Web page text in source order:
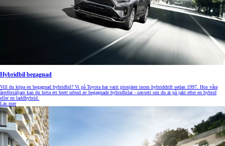
Hybridbil begagnad
Vill du köpa en begagnad hybridbil? Vi på Toyota har varit pionjärer inom hybriddrift sedan 1997. Hos våra
återförsäljare kan du hitta ett brett utbud av begagnade hybridbilar - oavsett om du är på jakt efter en hybrid
eller en laddhybrid.
Läs mer